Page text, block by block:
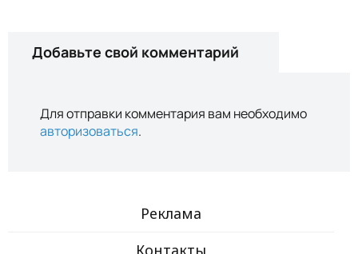
Добавьте свой комментарий
Для отправки комментария вам необходимо
авторизоваться.
Реклама
Контакты